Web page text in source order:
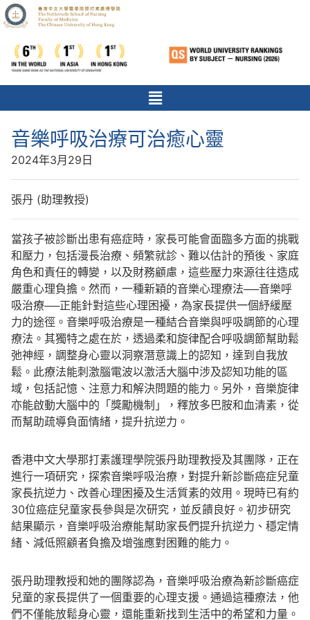
音樂呼吸治療可治癒心靈
2024年3月29日
張丹 (助理教授)
當孩子被診斷出患有癌症時，家長可能會面臨多方面的挑戰
和壓力，包括漫長治療、頻繁就診、難以估計的預後、家庭
角色和責任的轉變，以及財務顧慮，這些壓力來源往往造成
嚴重心理負擔。然而，一種新穎的音樂心理療法──音樂呼
吸治療──正能針對這些心理困擾，為家長提供一個紓緩壓
力的途徑。音樂呼吸治療是一種結合音樂與呼吸調節的心理
療法。其獨特之處在於，透過柔和旋律配合呼吸調節幫助鬆
弛神經，調整身心靈以洞察潛意識上的認知，達到自我放
鬆。此療法能刺激腦電波以激活大腦中涉及認知功能的區
域，包括記憶、注意力和解決問題的能力。另外，音樂旋律
亦能啟動大腦中的「獎勵機制」，釋放多巴胺和血清素，從
而幫助疏導負面情緒，提升抗逆力。
香港中文大學那打素護理學院張丹助理教授及其團隊，正在
進行一項研究，探索音樂呼吸治療，對提升新診斷癌症兒童
家長抗逆力、改善心理困擾及生活質素的效用。現時已有約
30位癌症兒童家長參與是次研究，並反饋良好。初步研究
結果顯示，音樂呼吸治療能幫助家長們提升抗逆力、穩定情
緒、減低照顧者負擔及增強應對困難的能力。
張丹助理教授和她的團隊認為，音樂呼吸治療為新診斷癌症
兒童的家長提供了一個重要的心理支援。通過這種療法，他
們不僅能放鬆身心靈，還能重新找到生活中的希望和力量。